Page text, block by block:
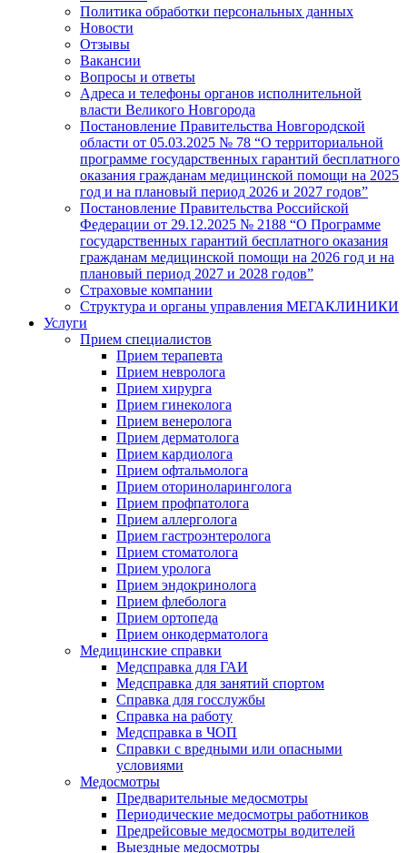
Политика обработки персональных данных
Новости
Отзывы
Вакансии
Вопросы и ответы
Адреса и телефоны органов исполнительной
власти Великого Новгорода
Постановление Правительства Новгородской
области от 05.03.2025 № 78 “О территориальной
программе государственных гарантий бесплатного
оказания гражданам медицинской помощи на 2025
год и на плановый период 2026 и 2027 годов”
Постановление Правительства Российской
Федерации от 29.12.2025 № 2188 “О Программе
государственных гарантий бесплатного оказания
гражданам медицинской помощи на 2026 год и на
плановый период 2027 и 2028 годов”
Страховые компании
Структура и органы управления МЕГАКЛИНИКИ
Услуги
Прием специалистов
Прием терапевта
Прием невролога
Прием хирурга
Прием гинеколога
Прием венеролога
Прием дерматолога
Прием кардиолога
Прием офтальмолога
Прием оториноларинголога
Прием профпатолога
Прием аллерголога
Прием гастроэнтеролога
Прием стоматолога
Прием уролога
Прием эндокринолога
Прием флеболога
Прием ортопеда
Прием онкодерматолога
Медицинские справки
Медсправка для ГАИ
Медсправка для занятий спортом
Справка для госслужбы
Справка на работу
Медсправка в ЧОП
Справки с вредными или опасными
условиями
Медосмотры
Предварительные медосмотры
Периодические медосмотры работников
Предрейсовые медосмотры водителей
Выездные медосмотры